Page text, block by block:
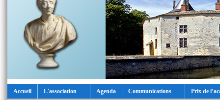
Accueil L'association Agenda Communications Prix de